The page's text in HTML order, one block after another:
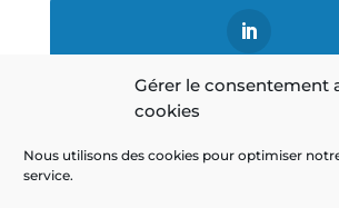
Gérer le consentement
cookies
Nous utilisons des cookies pour optimiser
service.
0